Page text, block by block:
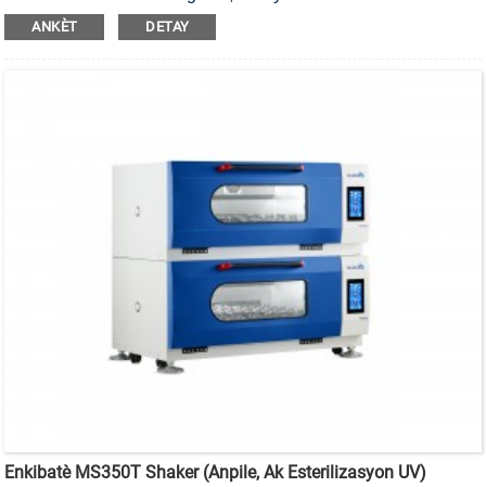
esterilizasyon UV ki ka anpile.
ANKÈT DETAY
Enkibatè MS350T Shaker (Anpile, Ak Esterilizasyon UV)